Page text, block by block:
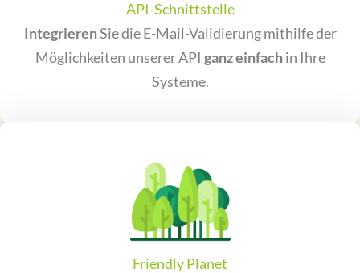
API-Schnittstelle
IntegrierenSie die E-Mail-Validierung mithilfe der
Möglichkeiten unserer API ganz einfachin Ihre
Systeme.
Friendly Planet